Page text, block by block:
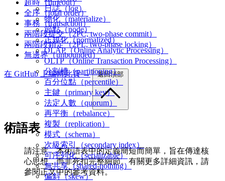
日誌（log）
物化（materialize）
節點（node）
正規化（normalized）
OLAP（Online Analytic Processing）
OLTP（Online Transaction Processing）
分割槽（partitioning）
百分位點（percentile）
主鍵（primary key）
法定人數（quorum）
再平衡（rebalance）
複製（replication）
模式（schema）
次級索引（secondary index）
可序列化（serializable）
無共享（shared-nothing）
偏斜（skew）
超時（timeout）
全序（total order）
事務（transaction）
兩階段提交（2PC, two-phase commit）
兩階段鎖定（2PL, two-phase locking）
無邊界（unbounded）
在 GitHub 上編輯此頁 → 返回頂部
術語表
請注意，本術語表中的定義簡短而簡單，旨在傳達核
心思想，而非死扣完整細節。有關更多詳細資訊，請
參閱正文中的參考資料。